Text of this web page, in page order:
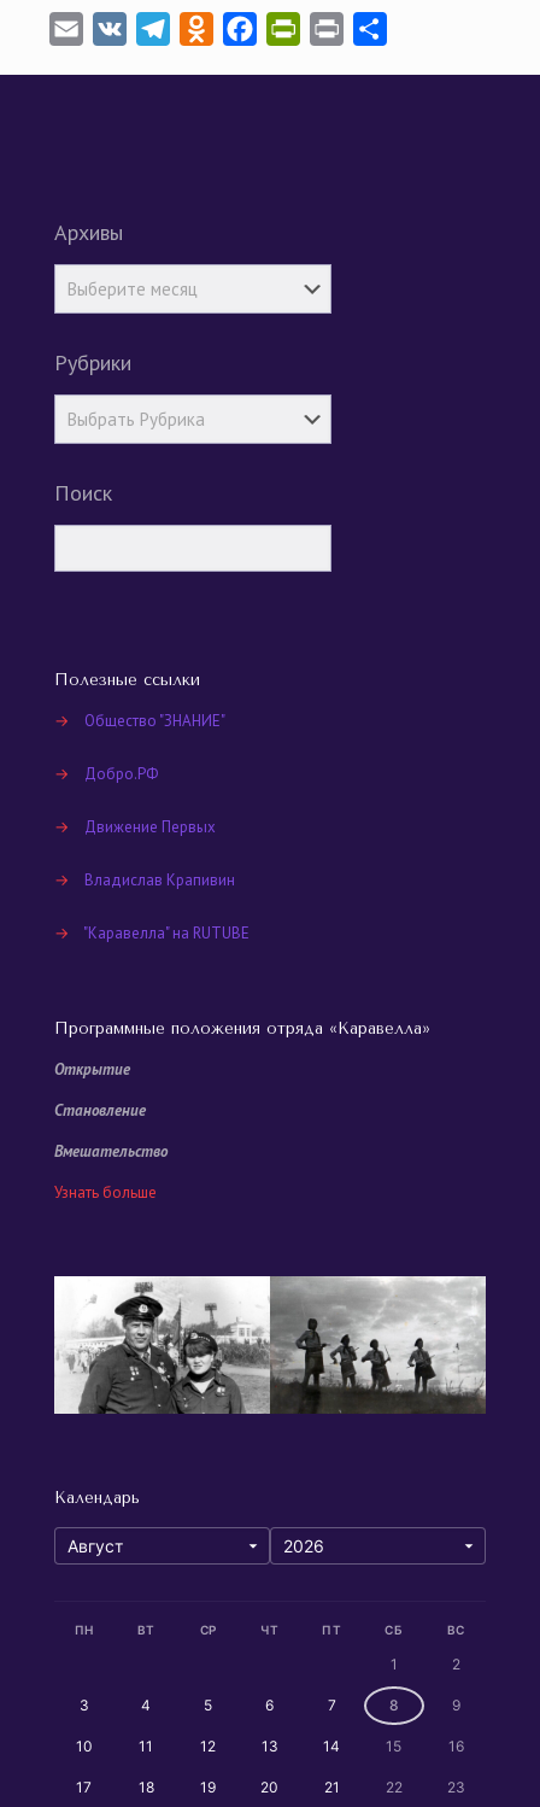
Email VK TelegramOdnoklassniki
FacebookPrintFriendly
Print
Архивы
Рубрики
Поиск
Полезные ссылки
→ Общество "ЗНАНИЕ"
→ Добро.РФ
→ Движение Первых
→ Владислав Крапивин
→ "Каравелла" на RUTUBE
Программные положения отряда «Каравелла»
Открытие
Становление
Вмешательство
Узнать больше
Календарь
ПН ВТ СР ЧТ ПТ СБ ВС
1 2
3 4 5 6 7 8 9
10 11 12 13 14 15 16
17 18 19 20 21 22 23